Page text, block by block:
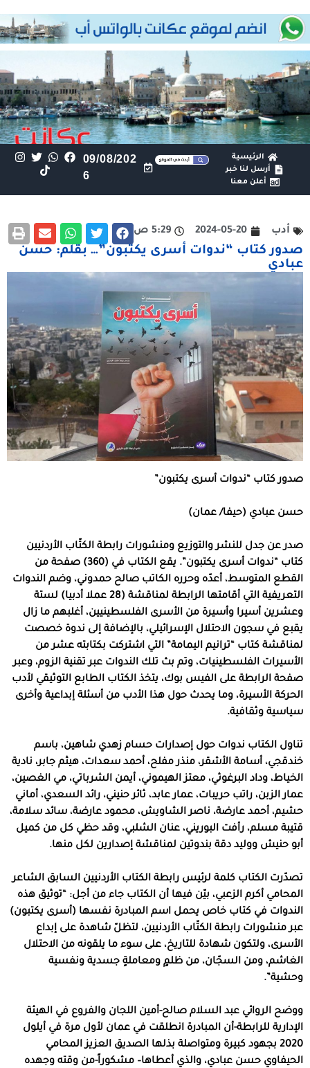
الرئيسية
أرسل لنا خبر
أعلن معنا
09/08/202
6
أدب 2024-05-20 5:29 ص
صدور كتاب “ندوات أسرى يكتبون”… بقلم: حسن
عبادي
صدور كتاب “ندوات أسرى يكتبون”
حسن عبادي (حيفا/ عمان)
صدر عن جدل للنشر والتوزيع ومنشورات رابطة الكتّاب الأردنيين
كتاب “ندوات أسرى يكتبون”. يقع الكتاب في (360) صفحة من
القطع المتوسط، أعدّه وحرره الكاتب صالح حمدوني، وضم الندوات
التعريفية التي أقامتها الرابطة لمناقشة (28 عملا أدبيا) لستة
وعشرين أسيرا وأسيرة من الأسرى الفلسطينيين، أغلبهم ما زال
يقبع في سجون الاحتلال الإسرائيلي، بالإضافة إلى ندوة خصصت
لمناقشة كتاب “ترانيم اليمامة” التي اشتركت بكتابته عشر من
الأسيرات الفلسطينيات، وتم بث تلك الندوات عبر تقنية الزوم، وعبر
صفحة الرابطة على الفيس بوك، يتخذ الكتاب الطابع التوثيقي لأدب
الحركة الأسيرة، وما يحدث حول هذا الأدب من أسئلة إبداعية وأخرى
سياسية وثقافية.
تناول الكتاب ندوات حول إصدارات حسام زهدي شاهين، باسم
خندقجي، أسامة الأشقر، منذر مفلح، أحمد سعدات، هيثم جابر، نادية
الخياط، وداد البرغوثي، معتز الهيموني، أيمن الشرباتي، مي الغصين،
عمار الزبن، راتب حريبات، عمار عابد، ثائر حنيني، رائد السعدي، أماني
حشيم، أحمد عارضة، ناصر الشاويش، محمود عارضة، سائد سلامة،
قتيبة مسلم، رأفت البوريني، عنان الشلبي، وقد حظي كل من كميل
أبو حنيش ووليد دقة بندوتين لمناقشة إصدارين لكل منها.
تصدّرت الكتاب كلمة لرئيس رابطة الكتاب الأردنيين السابق الشاعر
المحامي أكرم الزعبي، بيّن فيها أن الكتاب جاء من أجل: “توثيق هذه
الندوات في كتاب خاص يحمل اسم المبادرة نفسها (أسرى يكتبون)
عبر منشورات رابطة الكتّاب الأردنيين، لتظلّ شاهدة على إبداع
الأسرى، ولتكون شهادة للتاريخ، على سوء ما يلقونه من الاحتلال
الغاشم، ومن السجّان، من ظلمٍ ومعاملةٍ جسدية ونفسية
وحشية”.
ووضح الروائي عبد السلام صالح-أمين اللجان والفروع في الهيئة
الإدارية للرابطة-أن المبادرة انطلقت في عمان لأول مرة في أيلول
2020 بجهود كبيرة ومتواصلة بذلها الصديق العزيز المحامي
الحيفاوي حسن عبادي، والذي أعطاها– مشكوراً-من وقته وجهده